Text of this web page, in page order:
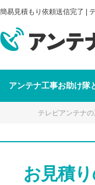
簡易見積もり依頼送信完了 |
アンテナ工事お助け隊
テレビアンテナ
お見積